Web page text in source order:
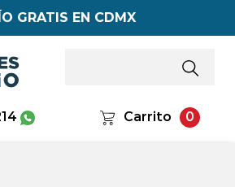
GRATIS EN CDMX
Carrito 0